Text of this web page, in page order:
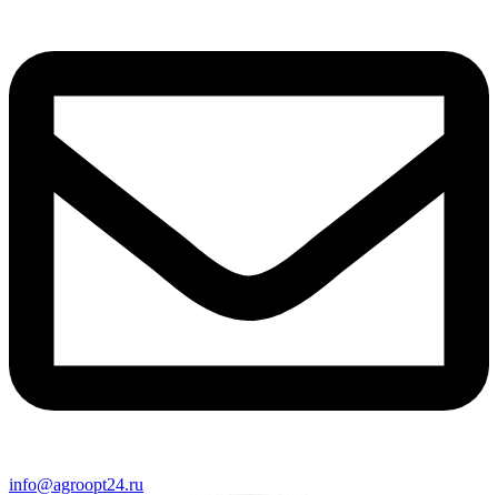
info@agroopt24.ru